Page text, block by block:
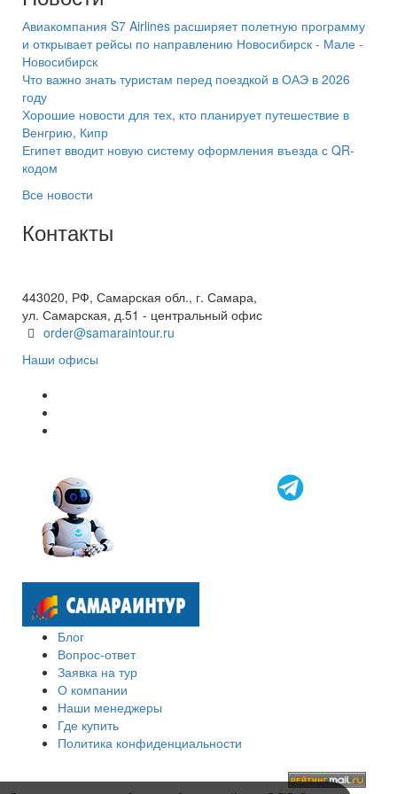
Авиакомпания S7 Airlines расширяет полетную программу
и открывает рейсы по направлению Новосибирск - Мале -
Новосибирск
Что важно знать туристам перед поездкой в ОАЭ в 2026
году
Хорошие новости для тех, кто планирует путешествие в
Венгрию, Кипр
Египет вводит новую систему оформления въезда с QR-
кодом
Все новости
Контакты
443020, РФ, Самарская обл., г. Самара,
ул. Самарская, д.51 - центральный офис
order@samaraintour.ru
Наши офисы
Блог
Вопрос-ответ
Заявка на тур
О компании
Наши менеджеры
Где купить
Политика конфиденциальности